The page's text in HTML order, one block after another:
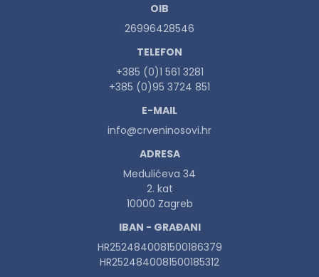
OIB
26996428546
TELEFON
+385 (0)1 561 3281
+385 (0)95 3724 851
E-MAIL
info@crveninosovi.hr
ADRESA
Medulićeva 34
2. kat
10000 Zagreb
IBAN - GRAĐANI
HR2524840081500186379
HR2524840081500185312